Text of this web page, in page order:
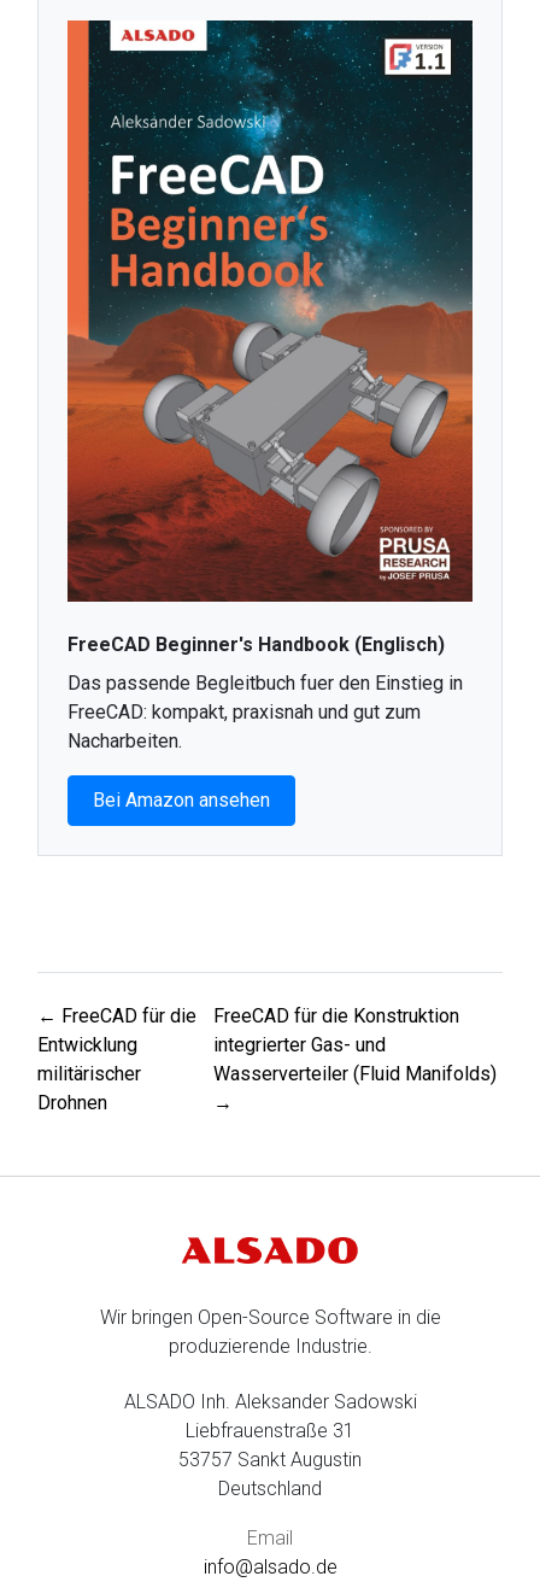
FreeCAD Beginner's Handbook (Englisch)
Das passende Begleitbuch fuer den Einstieg in
FreeCAD: kompakt, praxisnah und gut zum
Nacharbeiten.
Bei Amazon ansehen
← FreeCAD für die
Entwicklung
militärischer
Drohnen
FreeCAD für die Konstruktion
integrierter Gas- und
Wasserverteiler (Fluid Manifolds)
→
Wir bringen Open-Source Software in die
produzierende Industrie.
ALSADO Inh. Aleksander Sadowski
Liebfrauenstraße 31
53757 Sankt Augustin
Deutschland
Email
info@alsado.de